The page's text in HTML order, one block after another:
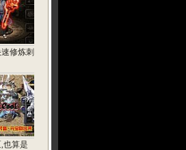
修炼刺
也算是